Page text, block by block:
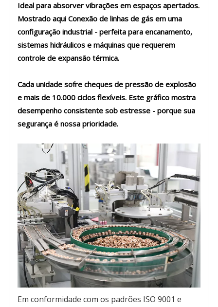
Ideal para absorver vibrações em espaços apertados.
Mostrado aqui Conexão de linhas de gás em uma
configuração industrial - perfeita para encanamento,
sistemas hidráulicos e máquinas que requerem
controle de expansão térmica.
Cada unidade sofre cheques de pressão de explosão
e mais de 10.000 ciclos flexíveis. Este gráfico mostra
desempenho consistente sob estresse - porque sua
segurança é nossa prioridade.
Em conformidade com os padrões ISO 9001 e